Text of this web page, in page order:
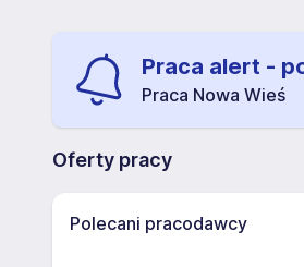
Praca alert -
Praca Nowa Wieś
Oferty pracy
Polecani pracodawcy